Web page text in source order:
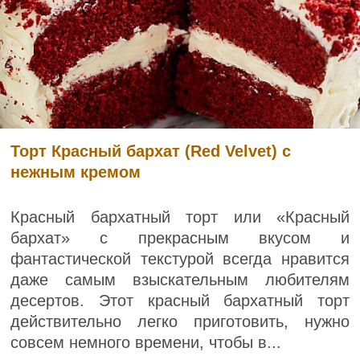
Торт Красный бархат (Red Velvet) с
нежным кремом
Красный бархатный торт или «Красный
бархат» с прекрасным вкусом и
фантастической текстурой всегда нравится
даже самым взыскательным любителям
десертов. Этот красный бархатный торт
действительно легко приготовить, нужно
совсем немного времени, чтобы в...